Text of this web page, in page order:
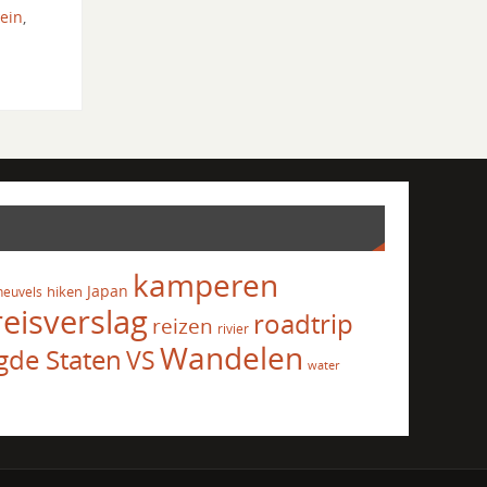
hiken Japan kamperen
reizen rivier roadtrip
StatenVSWandelen water